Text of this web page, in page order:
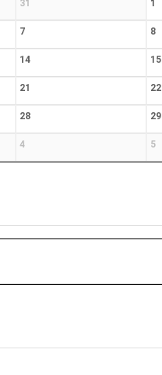
31 1
7 8
14 15
21 22
28 29
4 5